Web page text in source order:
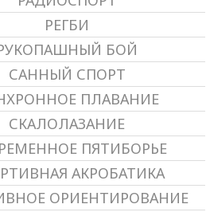
РЕГБИ
БОЙ
САННЫЙ СПОРТ
ПЛАВАНИЕ
СКАЛОЛАЗАНИЕ
ПЯТИБОРЬЕ
АКРОБАТИКА
ОРИЕНТИРОВАНИЕ